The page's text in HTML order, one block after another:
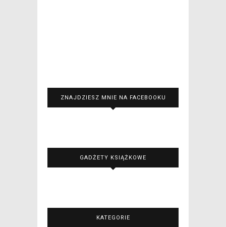
ZNAJDZIESZ MNIE NA FACEBOOKU
GADŻETY KSIĄŻKOWE
KATEGORIE